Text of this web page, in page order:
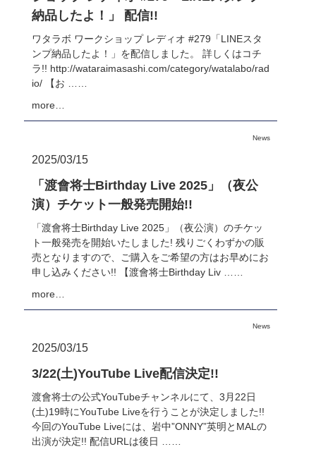
納品したよ！」 配信!!
ワタラボ ワークショップ レディオ #279「LINEスタ
ンプ納品したよ！」を配信しました。 詳しくはコチ
ラ!! http://wataraimasashi.com/category/watalabo/rad
io/ 【お ……
more…
News
2025/03/15
「渡會将士Birthday Live 2025」（夜公
演）チケット一般発売開始!!
「渡會将士Birthday Live 2025」（夜公演）のチケッ
ト一般発売を開始いたしました! 残りごくわずかの販
売となりますので、ご購入をご希望の方はお早めにお
申し込みください!! 【渡會将士Birthday Liv ……
more…
News
2025/03/15
3/22(土)YouTube Live配信決定!!
渡會将士の公式YouTubeチャンネルにて、3月22日
(土)19時にYouTube Liveを行うことが決定しました!!
今回のYouTube Liveには、岩中”ONNY”英明とMALの
出演が決定!! 配信URLは後日 ……